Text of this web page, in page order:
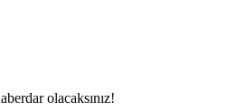
olacaksınız!